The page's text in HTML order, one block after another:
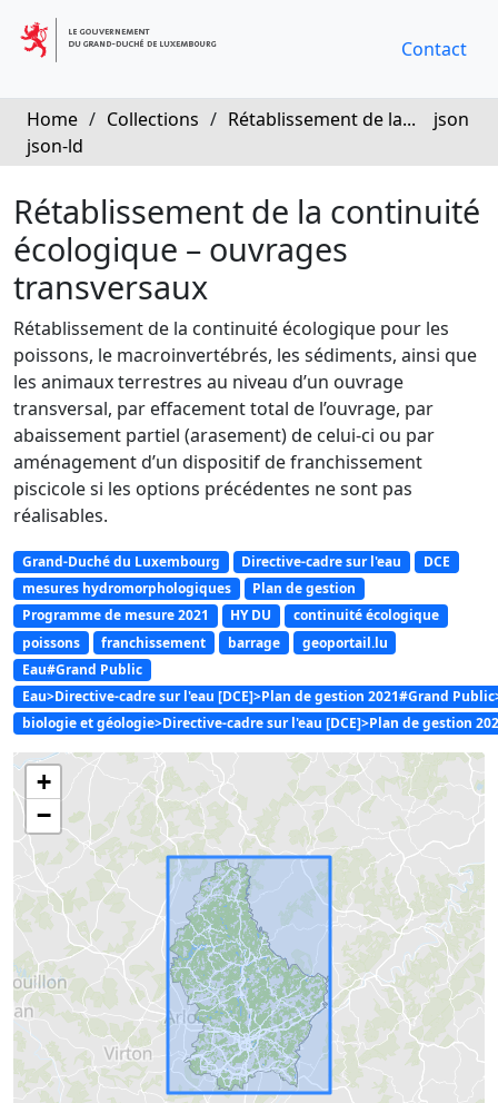
Contact
Home / Collections / Rétablissement de la...
json
json-ld
Rétablissement de la continuité
écologique – ouvrages
transversaux
Rétablissement de la continuité écologique pour les
poissons, le macroinvertébrés, les sédiments, ainsi que
les animaux terrestres au niveau d’un ouvrage
transversal, par effacement total de l’ouvrage, par
abaissement partiel (arasement) de celui-ci ou par
aménagement d’un dispositif de franchissement
piscicole si les options précédentes ne sont pas
réalisables.
Grand-Duché du Luxembourg Directive-cadre sur l'eau
DCE
mesures hydromorphologiques
Plan de gestion
Programme de mesure 2021
HY DU
continuité écologique
poissons
franchissement barrage
geoportail.lu
Eau#Grand Public
Eau>Directive-cadre sur l'eau [DCE]>Plan de gestion 2021#Grand
biologie et géologie>Directive-cadre sur l'eau [DCE]>Plan de gestion
+
−